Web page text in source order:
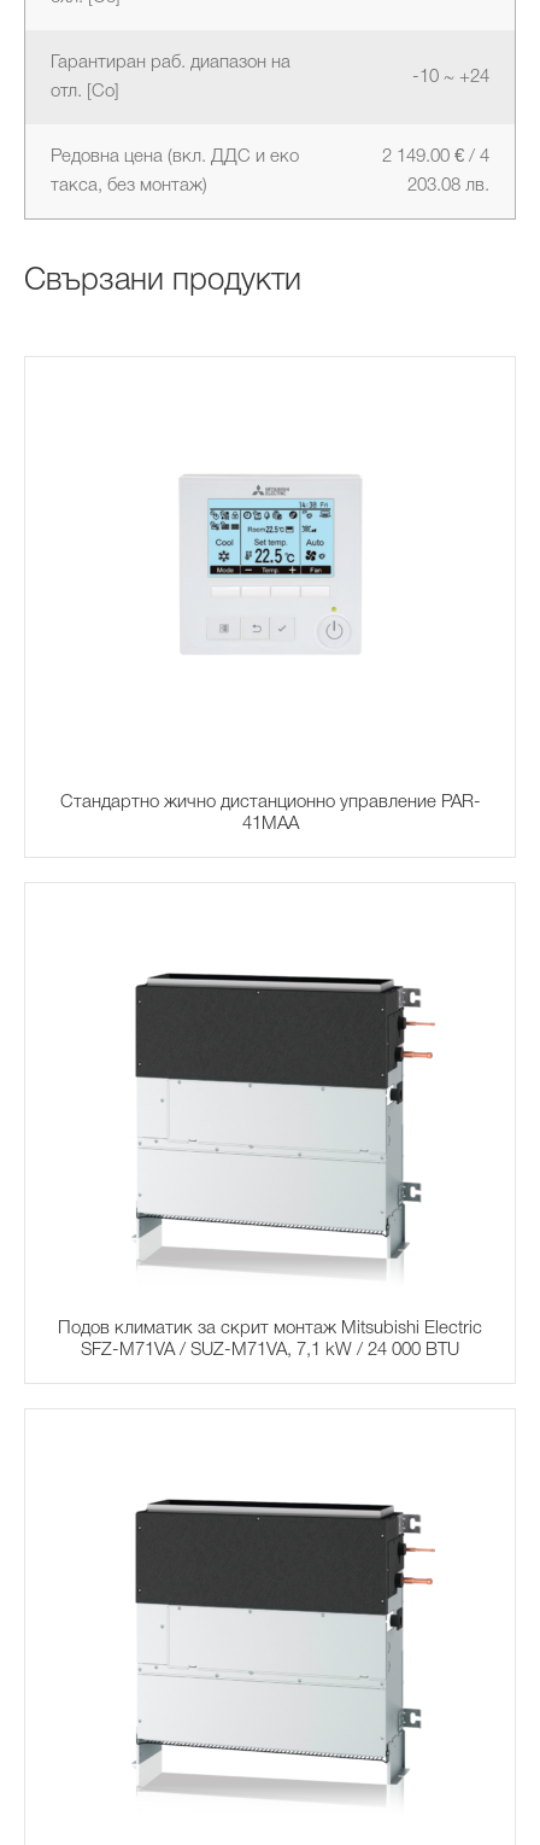
Гарантиран раб. диапазон на
отл. [Co]
-10 ~ +24
Редовна цена (вкл. ДДС и еко
такса, без монтаж)
2 149.00 € / 4
203.08 лв.
Свързани продукти
Стандартно жично дистанционно управление PAR-
41MAA
Подов климатик за скрит монтаж Mitsubishi Electric
SFZ-M71VA / SUZ-M71VA, 7,1 kW / 24 000 BTU